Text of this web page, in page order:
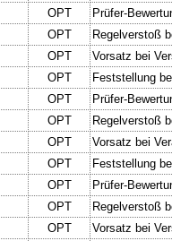
OPT
Prüfer-
OPT
Regelverstoß
OPT
Vorsatz bei
OPT
Feststellung
OPT
Prüfer-
OPT
Regelverstoß
OPT
Vorsatz bei
OPT
Feststellung
OPT
Prüfer-
OPT
Regelverstoß
OPT
Vorsatz bei